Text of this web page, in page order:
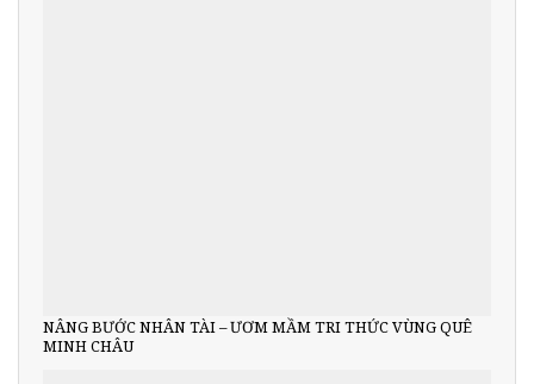
NÂNG BƯỚC NHÂN TÀI – ƯƠM MẦM TRI THỨC VÙNG QUÊ
MINH CHÂU